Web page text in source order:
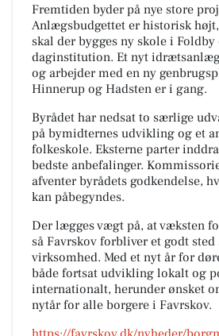
Fremtiden byder på nye store
Anlægsbudgettet er historisk
skal der bygges ny skole i Foldby
daginstitution. Et nyt
og arbejder med en ny
Hinnerup og Hadsten er i gang.
Byrådet har nedsat to særlige
på bymidternes udvikling og et
folkeskole. Eksterne parter
bedste anbefalinger.
afventer byrådets godkendelse,
kan påbegyndes.
Der lægges vægt på, at væksten
så Favrskov forbliver et godt
virksomhed. Med et nyt år for
både fortsat udvikling lokalt og
internationalt, herunder ønsket
nytår for alle borgere i Favrskov.